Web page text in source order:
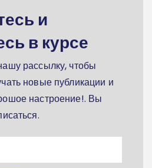
и
в курсе
рассылку, чтобы
новые публикации и
настроение!. Вы